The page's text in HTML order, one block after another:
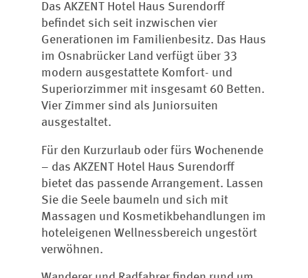
Das AKZENT Hotel Haus Surendorff
befindet sich seit inzwischen vier
Generationen im Familienbesitz. Das Haus
im Osnabrücker Land verfügt über 33
modern ausgestattete Komfort- und
Superiorzimmer mit insgesamt 60 Betten.
Vier Zimmer sind als Juniorsuiten
ausgestaltet.
Für den Kurzurlaub oder fürs Wochenende
– das AKZENT Hotel Haus Surendorff
bietet das passende Arrangement. Lassen
Sie die Seele baumeln und sich mit
Massagen und Kosmetikbehandlungen im
hoteleigenen Wellnessbereich ungestört
verwöhnen.